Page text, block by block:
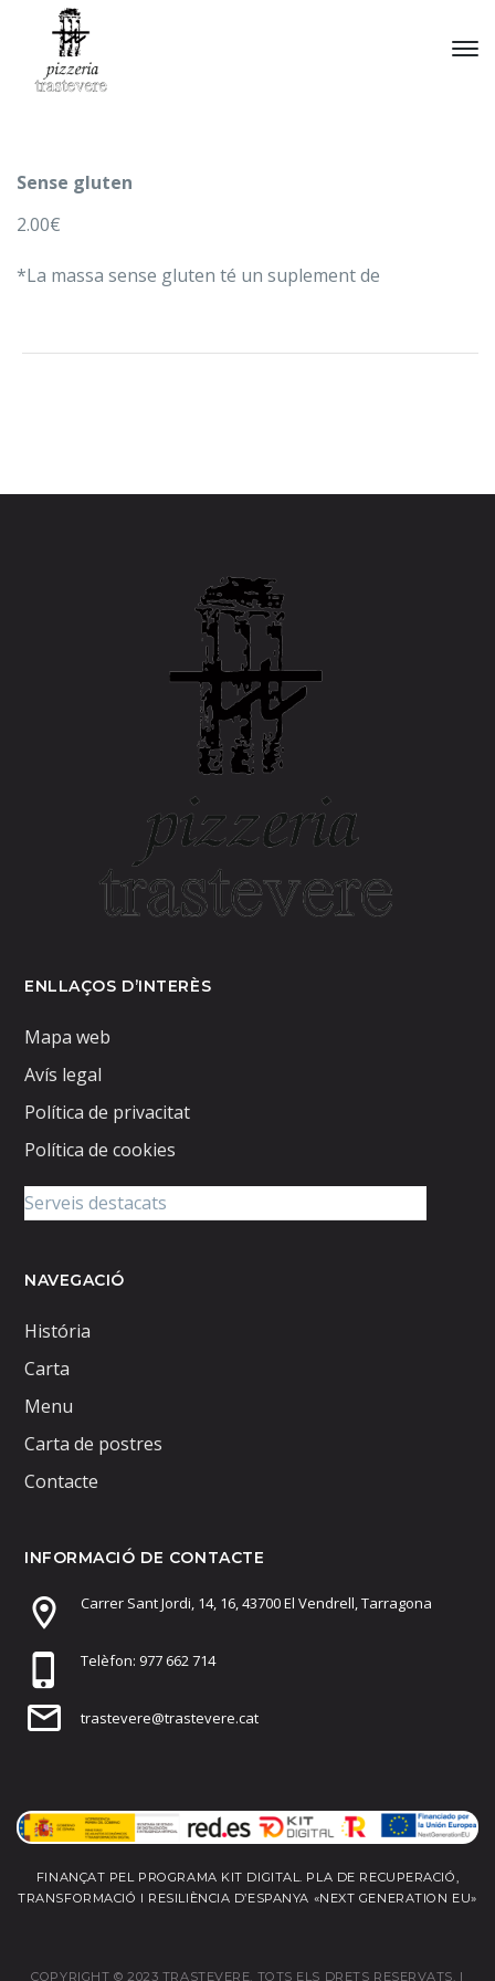
Sense gluten
2.00€
*La massa sense gluten té un suplement de
ENLLAÇOS D’INTERÈS
Mapa web
Avís legal
Política de privacitat
Política de cookies
NAVEGACIÓ
História
Carta
Menu
Carta de postres
Contacte
INFORMACIÓ DE CONTACTE
Carrer Sant Jordi, 14, 16, 43700 El Vendrell, Tarragona
Telèfon: 977 662 714
trastevere@trastevere.cat
FINANÇAT PEL PROGRAMA KIT DIGITAL. PLA DE RECUPERACIÓ,
TRANSFORMACIÓ I RESILIÈNCIA D’ESPANYA «NEXT GENERATION EU»
COPYRIGHT © 2023 TRASTEVERE. TOTS ELS DRETS RESERVATS. |